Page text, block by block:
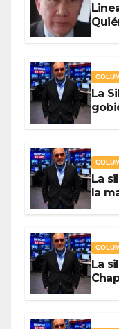
La
La
la
La